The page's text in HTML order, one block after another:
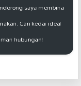
saya membina
Cari kedai ideal
hubungan!